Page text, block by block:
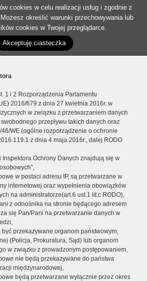
cookies w celu realizacji usług i zgodnie z
określić warunki przechowywania lub
cookies w Twojej przeglądarce.
Akceptuję ciasteczka
1 i 2 Rozporządzenia Parlamentu
2016/679 z dnia 27 kwietnia 2016r. w
w związku z przetwarzaniem danych
przepływu takich danych oraz
WE (ogólne rozporządzenie o ochronie
z dnia 4 maja 2016r., dalej RODO
Inspektora Ochrony Danych znajdują się w
w postaci adresu IP, są przetwarzane w
internetowej oraz wypełnienia obowiązków
na administratorze(art.6 ust.1 lit.c RODO),
z odnośnika na stronie będącego adresem
się Pan/Pani na przetwarzanie danych w
przekazywane organom państwowym,
(Policja, Prokuratura, Sąd) lub organom
w związku z prowadzonym postępowaniem,
nie będą przekazywane do państwa
międzynarodowej,
będą przetwarzane wyłącznie przez okres